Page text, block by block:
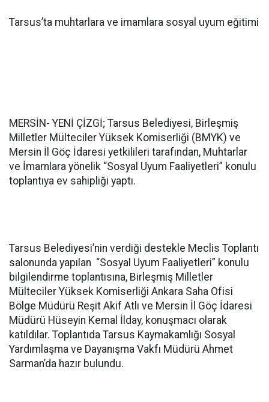
Tarsus’ta muhtarlara ve imamlara sosyal uyum eğitimi
MERSİN- YENİ ÇİZGİ; Tarsus Belediyesi, Birleşmiş
Milletler Mülteciler Yüksek Komiserliği (BMYK) ve
Mersin İl Göç İdaresi yetkilileri tarafından, Muhtarlar
ve İmamlara yönelik “Sosyal Uyum Faaliyetleri” konulu
toplantıya ev sahipliği yaptı.
Tarsus Belediyesi’nin verdiği destekle Meclis Toplantı
salonunda yapılan “Sosyal Uyum Faaliyetleri” konulu
bilgilendirme toplantısına, Birleşmiş Milletler
Mülteciler Yüksek Komiserliği Ankara Saha Ofisi
Bölge Müdürü Reşit Akif Atlı ve Mersin İl Göç İdaresi
Müdürü Hüseyin Kemal İlday, konuşmacı olarak
katıldılar. Toplantıda Tarsus Kaymakamlığı Sosyal
Yardımlaşma ve Dayanışma Vakfı Müdürü Ahmet
Sarman’da hazır bulundu.